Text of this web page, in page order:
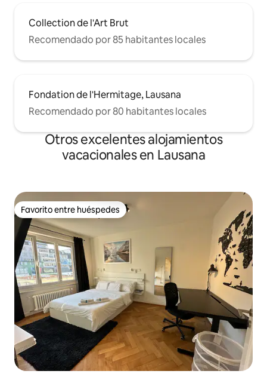
Collection de l'Art Brut
Recomendado por 85 habitantes locales
Fondation de l'Hermitage, Lausana
Recomendado por 80 habitantes locales
Otros excelentes alojamientos
vacacionales en Lausana
Favorito entre huéspedes
Favorito entre huéspedes